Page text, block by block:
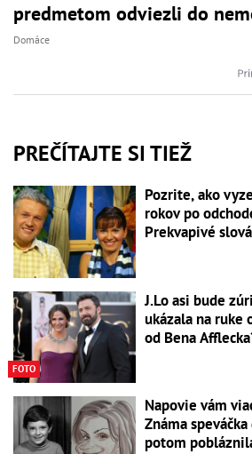
predmetom odviezli do
Domáce
PREČÍTAJTE SI TIEŽ
Pozrite, ako
rokov po
Prekvapivé
FOTO
J.Lo asi bude
ukázala na ruke
od Bena
Napovie vám
Známa
potom